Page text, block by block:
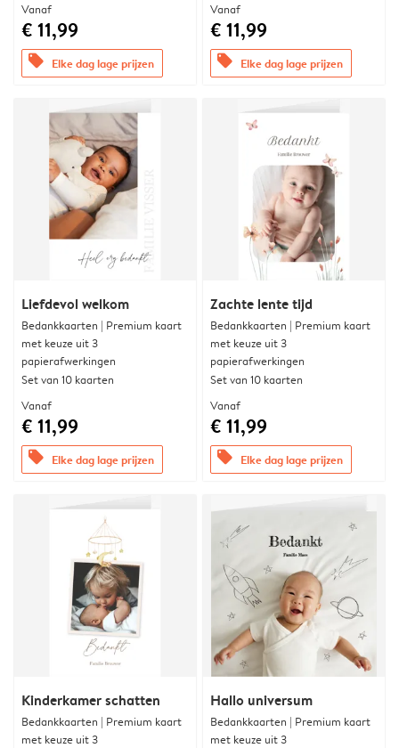
Vanaf
€ 11,99
offers Elke dag lage prijzen
Vanaf
€ 11,99
offers Elke dag lage prijzen
Liefdevol welkom
Bedankkaarten | Premium kaart
met keuze uit 3
papierafwerkingen
Set van 10 kaarten
Vanaf
€ 11,99
offers Elke dag lage prijzen
Zachte lente tijd
Bedankkaarten | Premium kaart
met keuze uit 3
papierafwerkingen
Set van 10 kaarten
Vanaf
€ 11,99
offers Elke dag lage prijzen
Kinderkamer schatten
Bedankkaarten | Premium kaart
met keuze uit 3
Hallo universum
Bedankkaarten | Premium kaart
met keuze uit 3